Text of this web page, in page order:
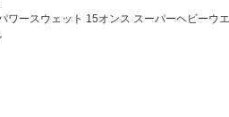
ワースウェット 15オンス スーパーヘビーウ